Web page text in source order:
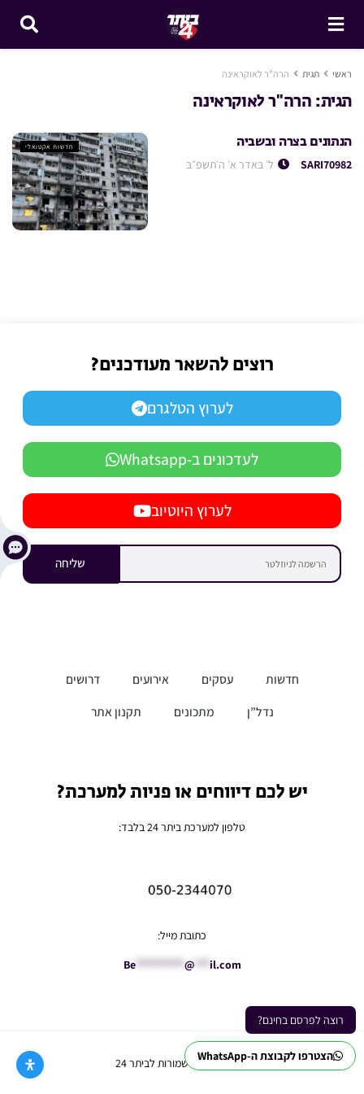
ראשי תגית הרה"ר לאוקראינה
תגית: הרה"ר לאוקראינה
חדשות אקטואלי הנתונים בצרה ובשביה
SARI70982 ל׳ באדר א׳ ה׳תשפ״ב
הצטרפו לקבוצת ה-WhatsApp
רוצה לפרסם בחינם?
רוצים להשאר מעודכנים?
לערוץ הטלגרם
לעדכונים ב-Whatsapp
לערוץ היוטיוב
שליחה
חדשות עסקים אירועים
דרושים
נדל”ן
מתכונים תקנון אתר
יש לכם דיווחים או פניות למערכת?
טלפון למערכת ביתר 24 בלבד:
כתובת מייל:
Be********** @ *** il.com
Ⓒ כל הזכויות שמורות לביתר 24